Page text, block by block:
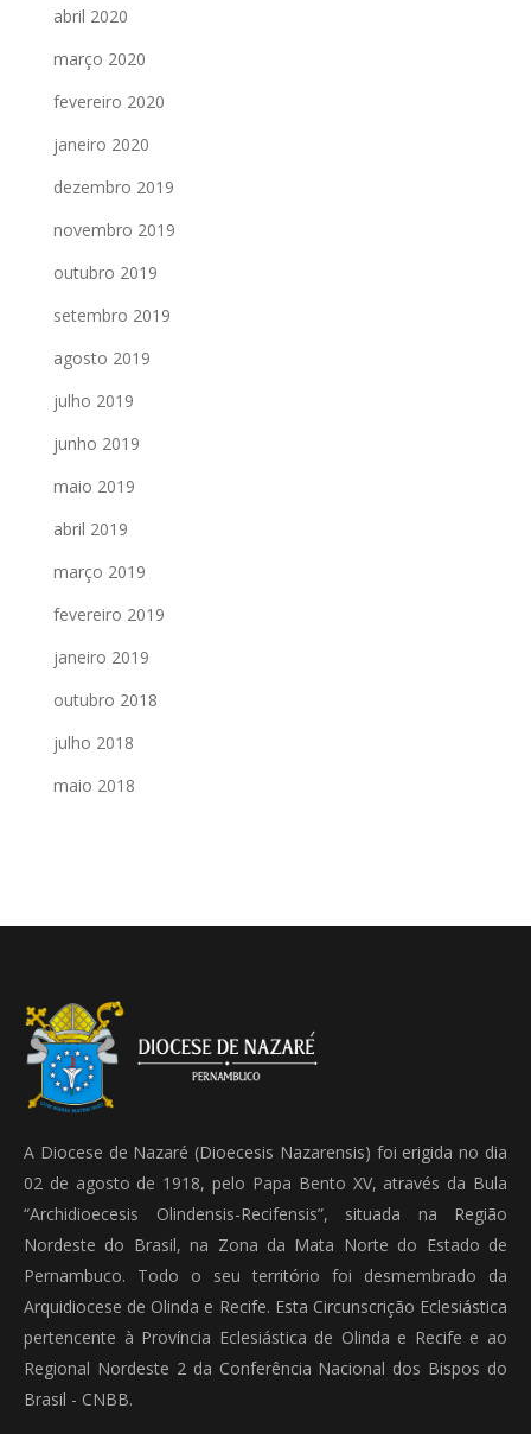
abril 2020
março 2020
fevereiro 2020
janeiro 2020
dezembro 2019
novembro 2019
outubro 2019
setembro 2019
agosto 2019
julho 2019
junho 2019
maio 2019
abril 2019
março 2019
fevereiro 2019
janeiro 2019
outubro 2018
julho 2018
maio 2018
A Diocese de Nazaré (Dioecesis Nazarensis) foi erigida no dia
02 de agosto de 1918, pelo Papa Bento XV, através da Bula
“Archidioecesis Olindensis-Recifensis”, situada na Região
Nordeste do Brasil, na Zona da Mata Norte do Estado de
Pernambuco. Todo o seu território foi desmembrado da
Arquidiocese de Olinda e Recife. Esta Circunscrição Eclesiástica
pertencente à Província Eclesiástica de Olinda e Recife e ao
Regional Nordeste 2 da Conferência Nacional dos Bispos do
Brasil - CNBB.